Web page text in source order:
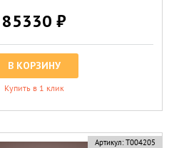
85330 ₽
В КОРЗИНУ
Купить в 1 клик
Артикул: Т004205